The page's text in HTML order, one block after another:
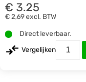
€ 3.25
€ 2,69excl. BTW
Direct leverbaar.
Vergelijken